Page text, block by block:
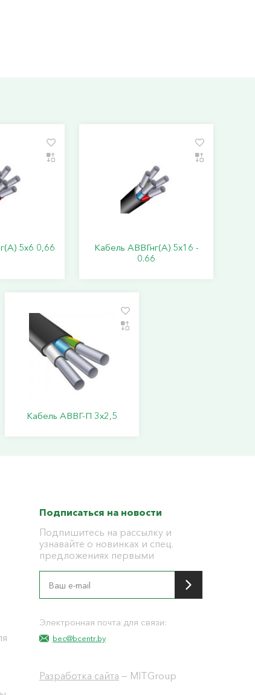
5х6 0,66
Кабель АВВГнг(А) 5х16 -
0.66
Кабель АВВГ-П 3х2,5
Подписаться на новости
Подпишитесь на рассылку и
узнавайте о новинках и спец.
предложениях первыми
Электронная почта для связи:
bec@bcentr.by
Разработка сайта — MITGroup